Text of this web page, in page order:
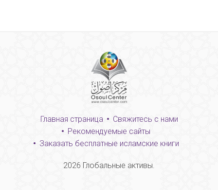
Главная страница
Свяжитесь с нами
Рекомендуемые сайты
Заказать бесплатные исламские книги
2026 Глобальные активы.